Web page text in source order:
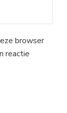
browser
reactie